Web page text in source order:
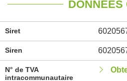
DONNÉES
Siret
Siren
N° de TVA
intracommunautaire